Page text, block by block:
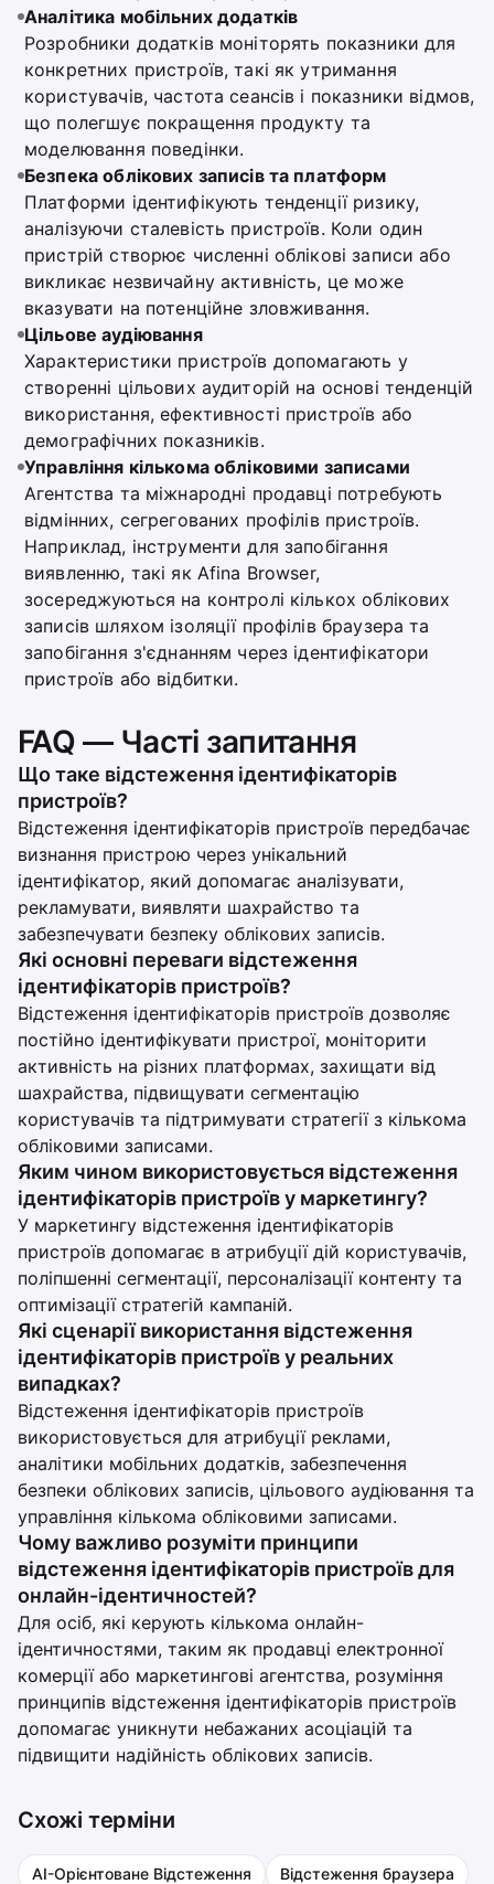
Аналітика мобільних додатків
Розробники додатків моніторять показники для
конкретних пристроїв, такі як утримання
користувачів, частота сеансів і показники відмов,
що полегшує покращення продукту та
моделювання поведінки.
Безпека облікових записів та платформ
Платформи ідентифікують тенденції ризику,
аналізуючи сталевість пристроїв. Коли один
пристрій створює численні облікові записи або
викликає незвичайну активність, це може
вказувати на потенційне зловживання.
Цільове аудіювання
Характеристики пристроїв допомагають у
створенні цільових аудиторій на основі тенденцій
використання, ефективності пристроїв або
демографічних показників.
Управління кількома обліковими записами
Агентства та міжнародні продавці потребують
відмінних, сегрегованих профілів пристроїв.
Наприклад, інструменти для запобігання
виявленню, такі як Afina Browser,
зосереджуються на контролі кількох облікових
записів шляхом ізоляції профілів браузера та
запобігання з'єднанням через ідентифікатори
пристроїв або відбитки.
FAQ — Часті запитання
Що таке відстеження ідентифікаторів
пристроїв?
Відстеження ідентифікаторів пристроїв передбачає
визнання пристрою через унікальний
ідентифікатор, який допомагає аналізувати,
рекламувати, виявляти шахрайство та
забезпечувати безпеку облікових записів.
Які основні переваги відстеження
ідентифікаторів пристроїв?
Відстеження ідентифікаторів пристроїв дозволяє
постійно ідентифікувати пристрої, моніторити
активність на різних платформах, захищати від
шахрайства, підвищувати сегментацію
користувачів та підтримувати стратегії з кількома
обліковими записами.
Яким чином використовується відстеження
ідентифікаторів пристроїв у маркетингу?
У маркетингу відстеження ідентифікаторів
пристроїв допомагає в атрибуції дій користувачів,
поліпшенні сегментації, персоналізації контенту та
оптимізації стратегій кампаній.
Які сценарії використання відстеження
ідентифікаторів пристроїв у реальних
випадках?
Відстеження ідентифікаторів пристроїв
використовується для атрибуції реклами,
аналітики мобільних додатків, забезпечення
безпеки облікових записів, цільового аудіювання та
управління кількома обліковими записами.
Чому важливо розуміти принципи
відстеження ідентифікаторів пристроїв для
онлайн-ідентичностей?
Для осіб, які керують кількома онлайн-
ідентичностями, таким як продавці електронної
комерції або маркетингові агентства, розуміння
принципів відстеження ідентифікаторів пристроїв
допомагає уникнути небажаних асоціацій та
підвищити надійність облікових записів.
Схожі терміни
AI-Орієнтоване Відстеження Відстеження браузера